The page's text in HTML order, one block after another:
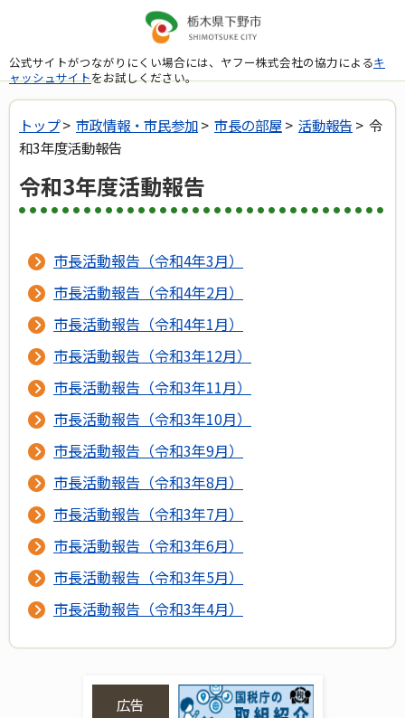
公式サイトがつながりにくい場合には、ヤフー株式会社の協力によるキ
ャッシュサイトをお試しください。
トップ> 市政情報・市民参加> 市長の部屋> 活動報告 > 令
和3年度活動報告
令和3年度活動報告
市長活動報告（令和4年3月）
市長活動報告（令和4年2月）
市長活動報告（令和4年1月）
市長活動報告（令和3年12月）
市長活動報告（令和3年11月）
市長活動報告（令和3年10月）
市長活動報告（令和3年9月）
市長活動報告（令和3年8月）
市長活動報告（令和3年7月）
市長活動報告（令和3年6月）
市長活動報告（令和3年5月）
市長活動報告（令和3年4月）
広告